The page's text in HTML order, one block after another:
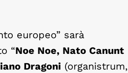
europeo” sarà
“Noe Noe, Nato Canunt
Dragoni (organistrum,